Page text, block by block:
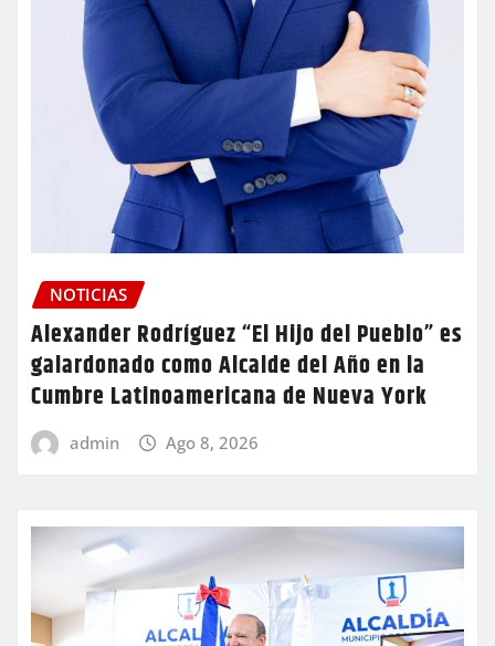
NOTICIAS
Alexander Rodríguez “El Hijo del Pueblo” es
galardonado como Alcalde del Año en la
Cumbre Latinoamericana de Nueva York
admin Ago 8, 2026